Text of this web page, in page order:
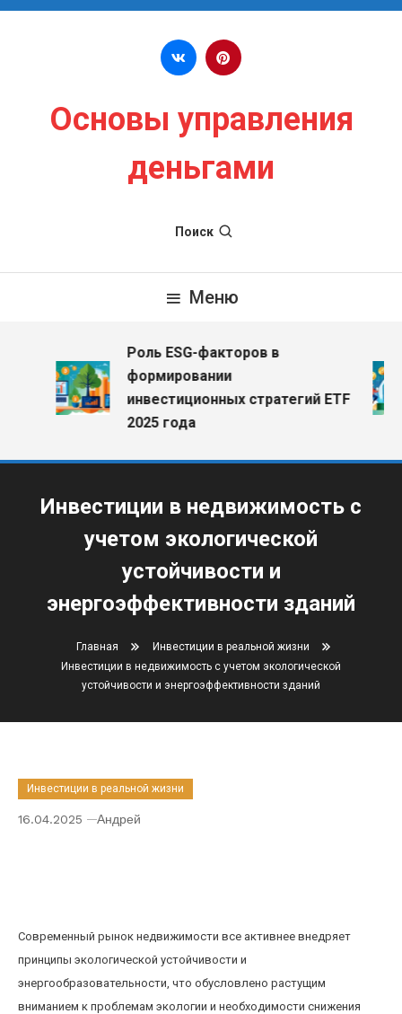
Перейти к содержимому
Основы управления
деньгами
Поиск
Меню
Роль ESG-факторов в
формировании
инвестиционных стратегий ETF
2025 года
Инвестиции в недвижимость с
учетом экологической
устойчивости и
энергоэффективности зданий
Главная
Инвестиции в реальной жизни
Инвестиции в недвижимость с учетом экологической
устойчивости и энергоэффективности зданий
Инвестиции в реальной жизни
16.04.2025 Андрей
Современный рынок недвижимости все активнее внедряет
принципы экологической устойчивости и
энергообразовательности, что обусловлено растущим
вниманием к проблемам экологии и необходимости снижения